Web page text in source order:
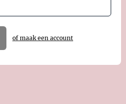
of maak een account